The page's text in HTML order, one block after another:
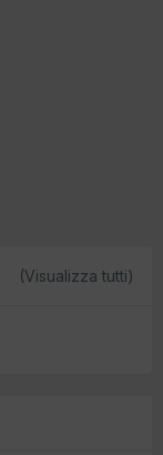
(Visualizza tutti)